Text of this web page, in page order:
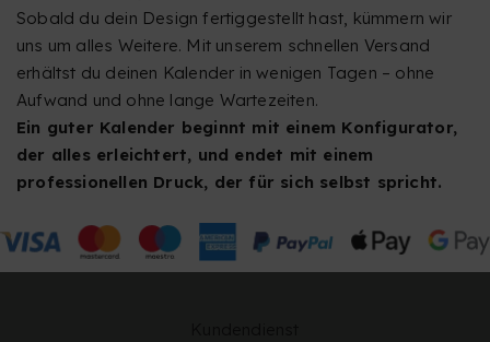
Sobald du dein Design fertiggestellt hast, kümmern wir
uns um alles Weitere. Mit unserem schnellen Versand
erhältst du deinen Kalender in wenigen Tagen – ohne
Aufwand und ohne lange Wartezeiten.
Ein guter Kalender beginnt mit einem Konfigurator,
der alles erleichtert, und endet mit einem
professionellen Druck, der für sich selbst spricht.